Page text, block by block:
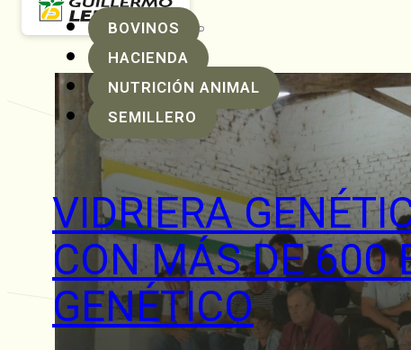
BOVINOS
HACIENDA
NUTRICIÓN ANIMAL
SEMILLERO
VIDRIERA
CON MÁS DE 600
GENÉTICO